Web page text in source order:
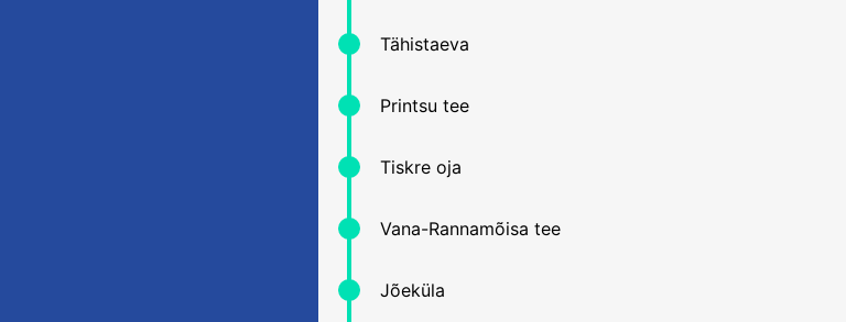
Tähistaeva
Printsu tee
Tiskre oja
Vana-Rannamõisa tee
Jõeküla